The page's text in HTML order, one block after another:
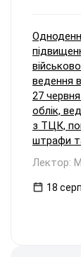
ведення
27
облік,
з ТЦК,
штрафи
Лектор:
18